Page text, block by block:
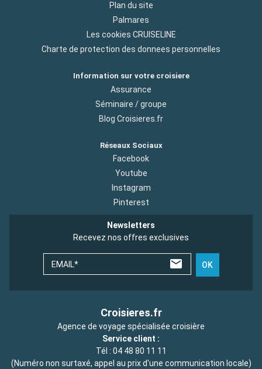
Plan du site
Palmares
Les cookies CRUISELINE
Charte de protection des donnees personnelles
Information sur votre croisiere
Assurance
Séminaire / groupe
Blog Croisieres.fr
Réseaux Sociaux
Facebook
Youtube
Instagram
Pinterest
Newsletters
Recevez nos offres exclusives
EMAIL* OK
Croisieres.fr
Agence de voyage spécialisée croisière
Service client :
Tél : 04 48 80 11 11
(Numéro non surtaxé, appel au prix d'une communication locale)